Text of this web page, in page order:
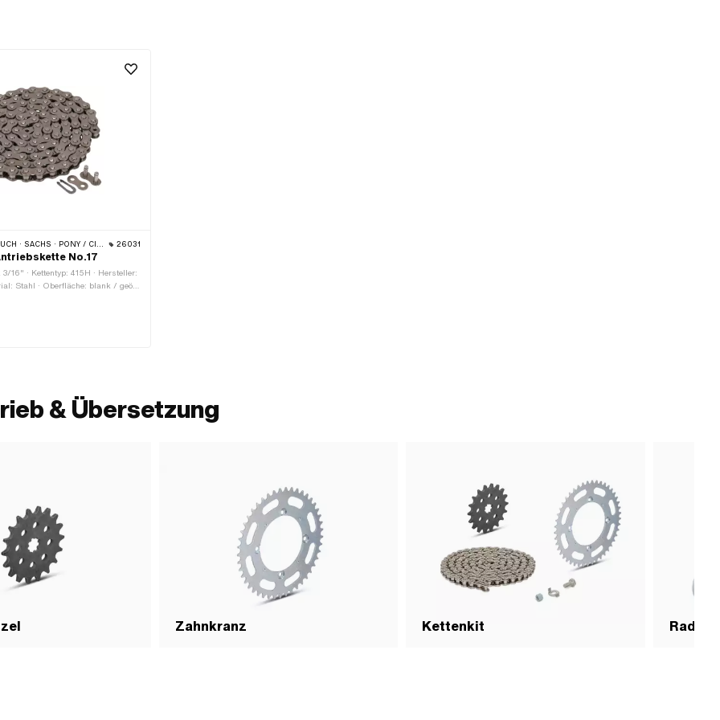
521 & 512) · ZÜNDAPP BELMONDO · TOMOS · BYE BIKE · CILO · HERCULES 26031
No.17
16" · Kettentyp: 415H · Hersteller:
Stahl · Oberfläche: blank / geölt
& Übersetzung
Zahnkranz Kettenkit